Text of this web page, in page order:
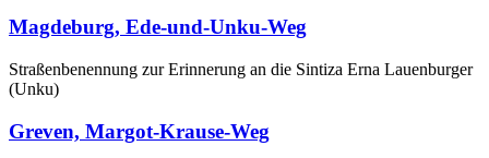
Magdeburg, Ede-und-Unku-Weg
Straßenbenennung zur Erinnerung an die Sintiza Erna Lauenburger
(Unku)
Greven, Margot-Krause-Weg